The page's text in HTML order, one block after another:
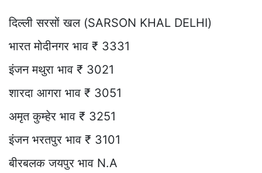
दिल्ली सरसों खल (SARSON KHAL DELHI)
भारत मोदीनगर भाव ₹ 3331
इंजन मथुरा भाव ₹ 3021
शारदा आगरा भाव ₹ 3051
अमृत कुम्हेर भाव ₹ 3251
इंजन भरतपुर भाव ₹ 3101
बीरबलक जयपुर भाव N.A